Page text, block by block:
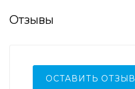
Отзывы
ОСТАВИТЬ ОТЗЫВ